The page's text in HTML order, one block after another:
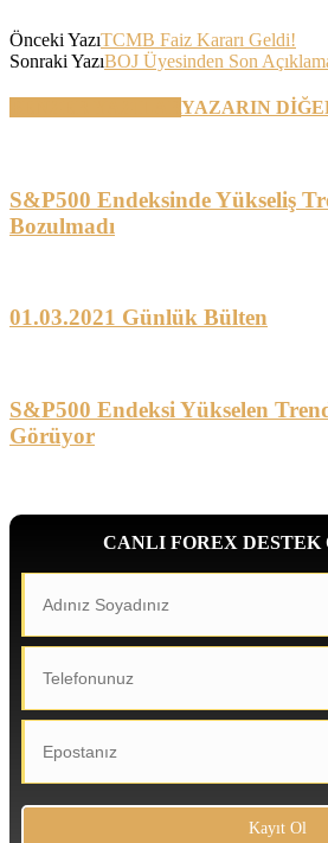
Önceki YazıTCMB Faiz Kararı Geldi!
Sonraki YazıBOJ Üyesinden Son
YAZARIN
S&P500 Endeksinde Yükseliş
Bozulmadı
01.03.2021 Günlük Bülten
S&P500 Endeksi Yükselen
Görüyor
CANLI FOREX DESTEK